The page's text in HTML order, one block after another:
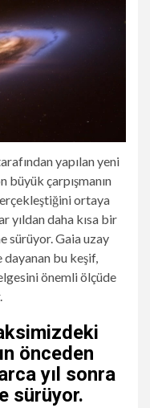
yapılan yeni
büyük çarpışmanın
ortaya
yıldan daha kısa bir
sürüyor. Gaia uzay
dayanan bu keşif,
önemli ölçüde
önceden
yıl sonra
sürüyor.